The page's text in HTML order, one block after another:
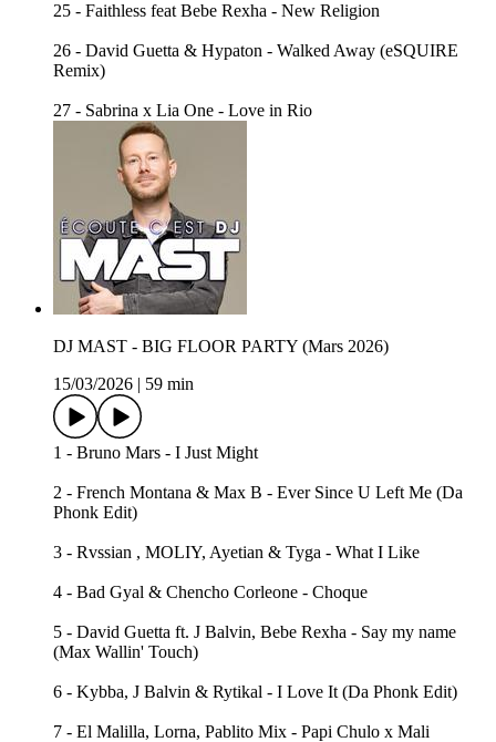
25 - Faithless feat Bebe Rexha - New Religion
26 - David Guetta & Hypaton - Walked Away (eSQUIRE
Remix)
27 - Sabrina x Lia One - Love in Rio
DJ MAST - BIG FLOOR PARTY (Mars 2026)
15/03/2026
59 min
1 - Bruno Mars - I Just Might
2 - French Montana & Max B - Ever Since U Left Me (Da
Phonk Edit)
3 - Rvssian , MOLIY, Ayetian & Tyga - What I Like
4 - Bad Gyal & Chencho Corleone - Choque
5 - David Guetta ft. J Balvin, Bebe Rexha - Say my name
(Max Wallin' Touch)
6 - Kybba, J Balvin & Rytikal - I Love It (Da Phonk Edit)
7 - El Malilla, Lorna, Pablito Mix - Papi Chulo x Mali